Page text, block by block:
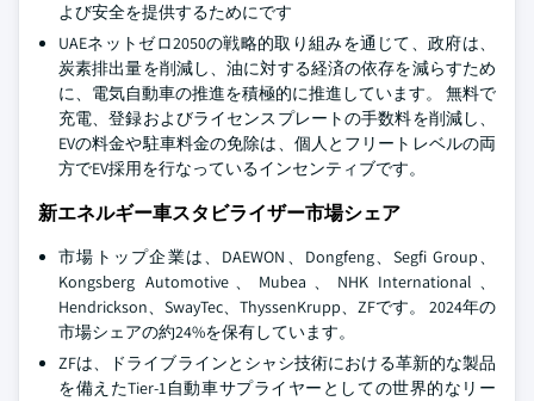
よび安全を提供するためにです
UAEネットゼロ2050の戦略的取り組みを通じて、政府は、
炭素排出量を削減し、油に対する経済の依存を減らすため
に、電気自動車の推進を積極的に推進しています。 無料で
充電、登録およびライセンスプレートの手数料を削減し、
EVの料金や駐車料金の免除は、個人とフリートレベルの両
方でEV採用を行なっているインセンティブです。
新エネルギー車スタビライザー市場シェア
市場トップ企業は、DAEWON、Dongfeng、Segfi Group、
Kongsberg Automotive、Mubea、NHK International、
Hendrickson、SwayTec、ThyssenKrupp、ZFです。 2024年の
市場シェアの約24%を保有しています。
ZFは、ドライブラインとシャシ技術における革新的な製品
を備えたTier-1自動車サプライヤーとしての世界的なリー